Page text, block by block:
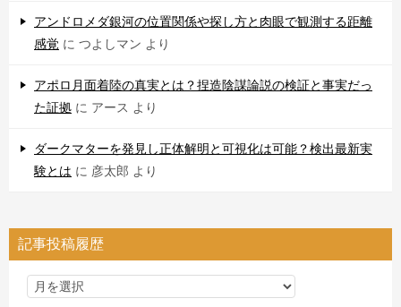
アンドロメダ銀河の位置関係や探し方と肉眼で観測する距離
感覚 に つよしマン より
アポロ月面着陸の真実とは？捏造陰謀論説の検証と事実だっ
た証拠 に アース より
ダークマターを発見し正体解明と可視化は可能？検出最新実
験とは に 彦太郎 より
記事投稿履歴